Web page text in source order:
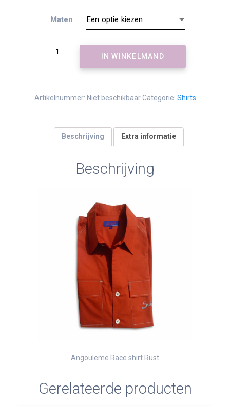
Maten
Angouleme
Race
IN WINKELMAND
Artikelnummer: Niet beschikbaar Categorie: Shirts
Beschrijving Extra informatie
Beschrijving
Angouleme Race shirt Rust
Gerelateerde producten